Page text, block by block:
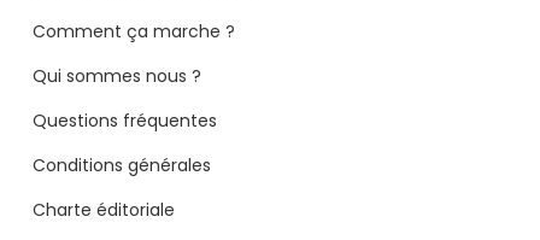
Comment ça marche ?
Qui sommes nous ?
Questions fréquentes
Conditions générales
Charte éditoriale